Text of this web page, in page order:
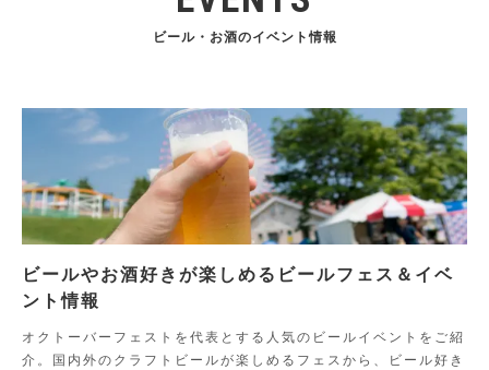
ビール・お酒のイベント情報
ビールやお酒好きが楽しめるビールフェス＆イベ
ント情報
オクトーバーフェストを代表とする人気のビールイベントをご紹
介。国内外のクラフトビールが楽しめるフェスから、ビール好き